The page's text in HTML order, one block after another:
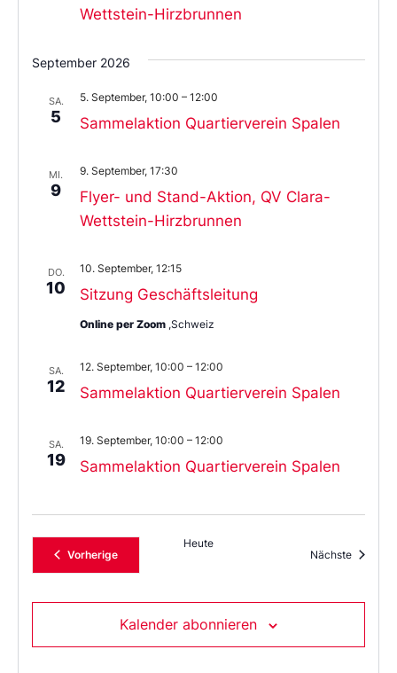
Wettstein-Hirzbrunnen
September 2026
SA.
5 Sammelaktion Quartierverein Spalen
5. September, 10:00 – 12:00
MI.
9
Flyer- und Stand-Aktion, QV Clara-
Wettstein-Hirzbrunnen
9. September, 17:30
DO.
10 Sitzung Geschäftsleitung
10. September, 12:15
Online per Zoom ,Schweiz
SA.
12 Sammelaktion Quartierverein Spalen
12. September, 10:00 – 12:00
SA.
19 Sammelaktion Quartierverein Spalen
19. September, 10:00 – 12:00
VorherigeVeranstaltungen
Heute
Nächste
Kalender abonnieren